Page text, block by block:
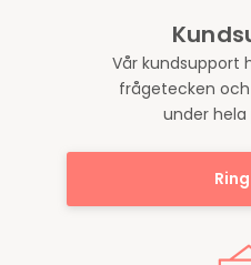
Vår kundsupport
frågetecken
under hela